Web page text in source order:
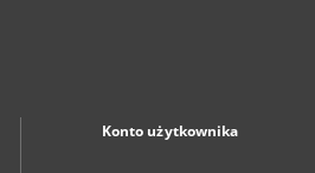
Konto użytkownika